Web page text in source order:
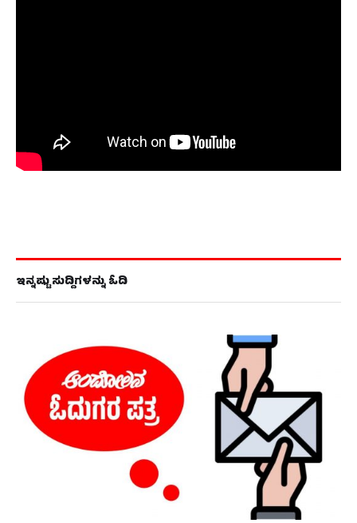
ಇನ್ನಷ್ಟು ಸುದ್ದಿಗಳನ್ನು ಓದಿ